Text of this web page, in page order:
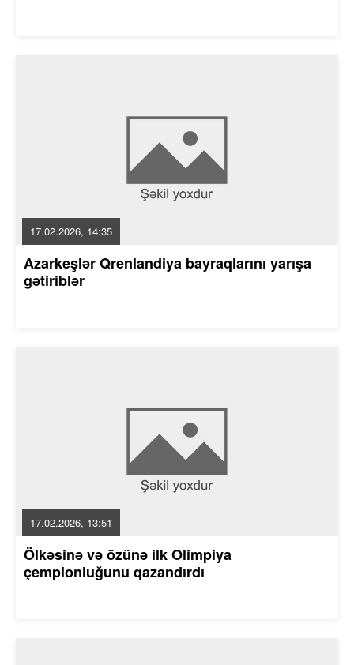
17.02.2026, 14:35
Azarkeşlər Qrenlandiya bayraqlarını yarışa
gətiriblər
17.02.2026, 13:51
Ölkəsinə və özünə ilk Olimpiya
çempionluğunu qazandırdı